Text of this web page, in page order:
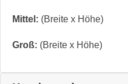
Mittel: (Breite x Höhe)
Groß: (Breite x Höhe)